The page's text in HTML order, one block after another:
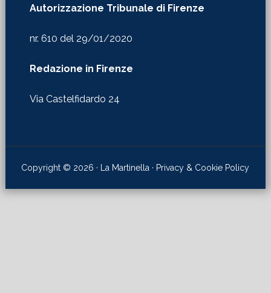
Autorizzazione Tribunale di Firenze
nr. 610 del 29/01/2020
Redazione in Firenze
Via Castelfidardo 24
Copyright © 2026 · La Martinella · Privacy & Cookie Policy